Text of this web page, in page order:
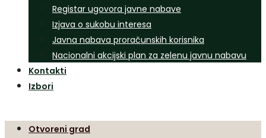
Registar ugovora javne nabave
Izjava o sukobu interesa
Javna nabava proračunskih korisnika
Nacionalni akcijski plan za zelenu javnu nabavu
Kontakti
Izbori
Otvoreni grad